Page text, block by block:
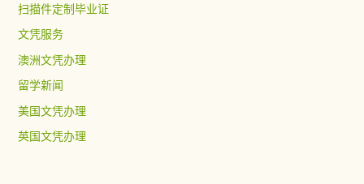
扫描件定制毕业证
文凭服务
澳洲文凭办理
留学新闻
美国文凭办理
英国文凭办理